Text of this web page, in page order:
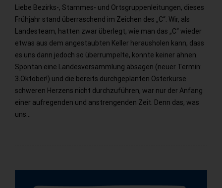
Liebe Bezirks-, Stammes- und Ortsgruppenleitungen, dieses
Frühjahr stand überraschend im Zeichen des „C“. Wir, als
Landesteam, hatten zwar überlegt, wie man das „C“ wieder
etwas aus dem angestaubten Keller herausholen kann, dass
es uns dann jedoch so überrumpelte, konnte keiner ahnen.
Spontan eine Landesversammlung absagen (neuer Termin:
3.Oktober!) und die bereits durchgeplanten Osterkurse
schweren Herzens nicht durchzuführen, war nur der Anfang
einer aufregenden und anstrengenden Zeit. Denn das, was
uns…